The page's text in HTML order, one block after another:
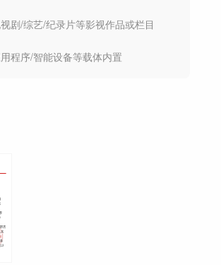
剧/综艺/纪录片等影视作品或栏目
程序/智能设备等载体内置